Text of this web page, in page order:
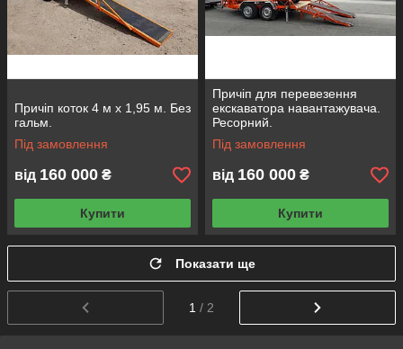
Причіп коток 4 м х 1,95 м. Без
гальм.
Під замовлення
від 160 000 ₴
Купити
Причіп для перевезення
екскаватора навантажувача.
Ресорний.
Під замовлення
від 160 000 ₴
Купити
Показати ще
1 / 2